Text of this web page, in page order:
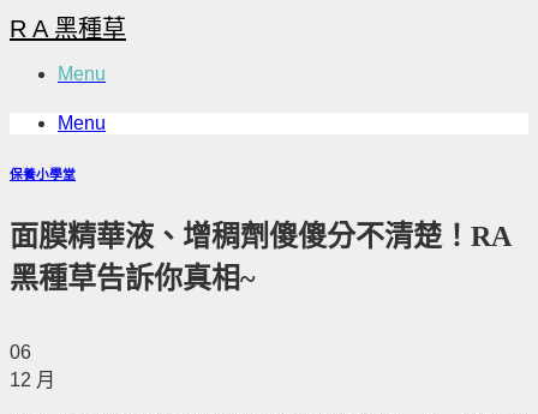
Skip
to
content
R A 黑種草
Menu
Menu
保養小學堂
面膜精華液、增稠劑傻傻分不清楚！RA
黑種草告訴你真相~
06
12 月